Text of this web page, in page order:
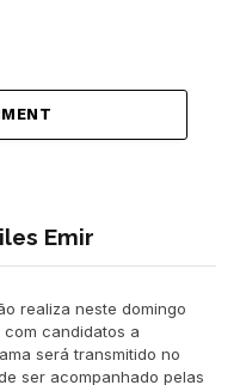
Emir
realiza neste domingo
com candidatos a
será transmitido no
ser acompanhado pelas